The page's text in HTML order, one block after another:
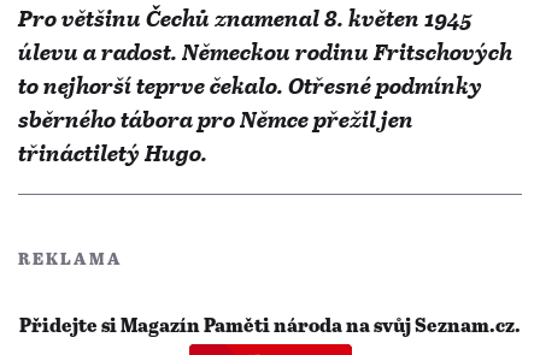
Pro většinu Čechů znamenal 8. květen 1945
úlevu a radost. Německou rodinu Fritschových
to nejhorší teprve čekalo. Otřesné podmínky
sběrného tábora pro Němce přežil jen
třináctiletý Hugo.
REKLAMA
Přidejte si Magazín Paměti národa na svůj Seznam.cz.